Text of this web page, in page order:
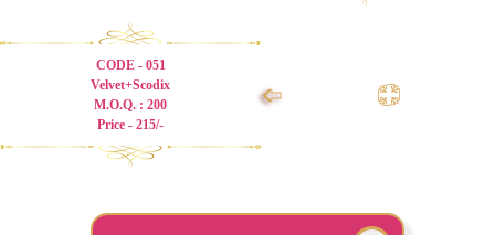
CODE - 051
Velvet+Scodix
M.O.Q. : 200
Price - 215/-
➩